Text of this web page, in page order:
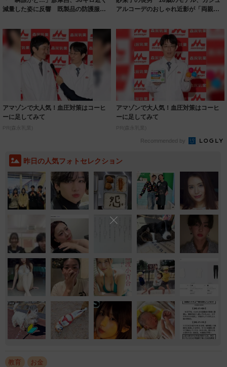
減量した姿に反響 既製品の防護服が
アルコーデのおしゃれ近影が「両親の
アマゾンで大人気！血圧対策はコーヒ
ーに足してみて
PR(森永乳業)
アマゾンで大人気！血圧対策はコーヒ
ーに足してみて
PR(森永乳業)
Recommended by
昨日の人気フォトセレクション
教育 お金